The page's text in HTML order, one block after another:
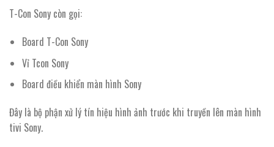
T-Con Sony còn gọi:
Board T-Con Sony
Vỉ Tcon Sony
Board điều khiển màn hình Sony
Đây là bộ phận xử lý tín hiệu hình ảnh trước khi truyền lên màn hình
tivi Sony.